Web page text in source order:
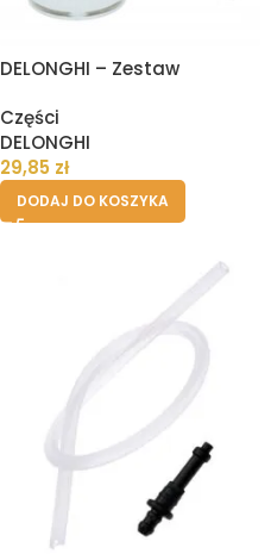
DELONGHI – Zestaw
bloku zaparzania ekspresu,
smar, szczoteczka
Części
DELONGHI
29,85 zł
DODAJ DO KOSZYKA